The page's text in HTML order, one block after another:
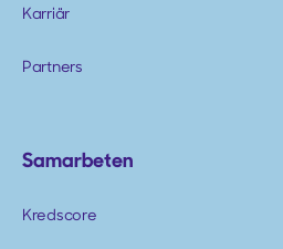
Karriär
Partners
Samarbeten
Kredscore